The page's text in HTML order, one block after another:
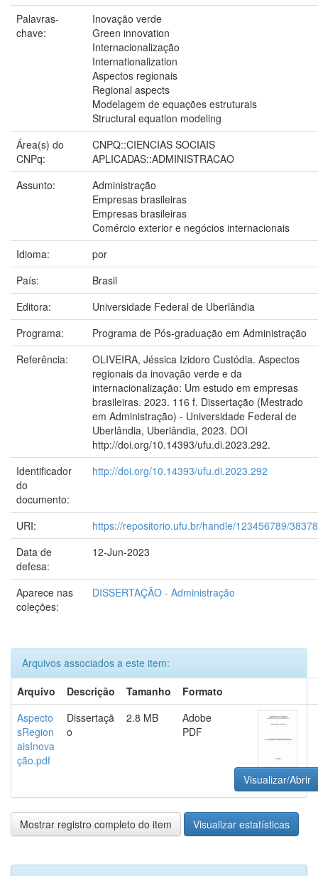
Palavras-
chave:
Inovação verde
Green innovation
Internacionalização
Internationalization
Aspectos regionais
Regional aspects
Modelagem de equações estruturais
Structural equation modeling
Área(s) do
CNPq:
CNPQ::CIENCIAS SOCIAIS
APLICADAS::ADMINISTRACAO
Assunto:
Administração
Empresas brasileiras
Empresas brasileiras
Comércio exterior e negócios internacionais
Idioma:
por
País:
Brasil
Editora:
Universidade Federal de Uberlândia
Programa:
Programa de Pós-graduação em Administração
Referência:
OLIVEIRA, Jéssica Izidoro Custódia. Aspectos
regionais da inovação verde e da
internacionalização: Um estudo em empresas
brasileiras. 2023. 116 f. Dissertação (Mestrado
em Administração) - Universidade Federal de
Uberlândia, Uberlândia, 2023. DOI
http://doi.org/10.14393/ufu.di.2023.292.
Identificador
do
documento:
http://doi.org/10.14393/ufu.di.2023.292
URI:
https://repositorio.ufu.br/handle/123456789/38378
Data de
defesa:
12-Jun-2023
Aparece nas
coleções:
DISSERTAÇÃO - Administração
Arquivos associados a este item:
Arquivo
Descrição Tamanho
Formato
Aspecto
sRegion
aisInova
ção.pdf
Dissertaçã
o
2.8 MB
Adobe
PDF
Visualizar/Abrir
Mostrar registro completo do item Visualizar estatísticas